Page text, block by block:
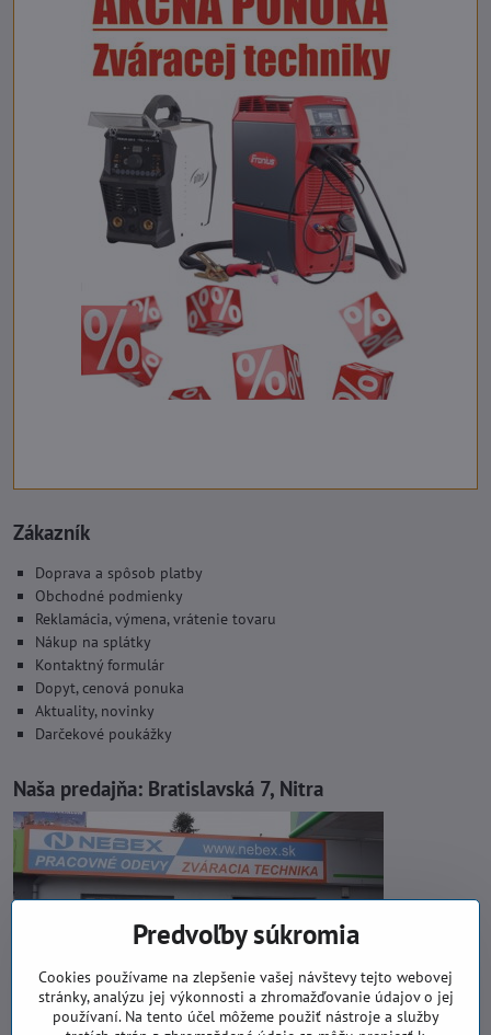
Zákazník
Doprava a spôsob platby
Obchodné podmienky
Reklamácia, výmena, vrátenie tovaru
Nákup na splátky
Kontaktný formulár
Dopyt, cenová ponuka
Aktuality, novinky
Darčekové poukážky
Naša predajňa: Bratislavská 7, Nitra
Predvoľby súkromia
Cookies používame na zlepšenie vašej návštevy tejto webovej
stránky, analýzu jej výkonnosti a zhromažďovanie údajov o jej
používaní. Na tento účel môžeme použiť nástroje a služby